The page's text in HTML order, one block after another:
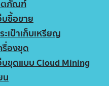
ตภัณฑ์
บซื้อขาย
ะเป๋าเก็บเหรียญ
รื่องขุด
บขุดแบบ Cloud Mining
น